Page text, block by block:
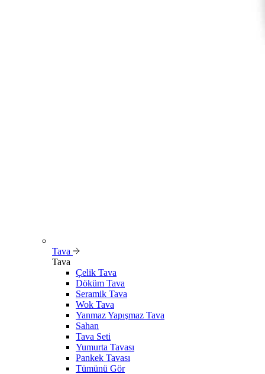
Tava
Tava
Çelik Tava
Döküm Tava
Seramik Tava
Wok Tava
Yanmaz Yapışmaz Tava
Sahan
Tava Seti
Yumurta Tavası
Pankek Tavası
Tümünü Gör